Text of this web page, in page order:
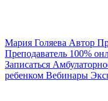
Мария Голяева Автор
Преподаватель 100%
Записаться
ребенком Вебинары